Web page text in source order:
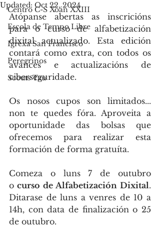
Centro C-S Xoán XXIII
Escola de Tempo Libre
Igrexa San Francisco
Peregrinos
Scouts Tau
Updated: Oct 22, 2024
Atópanse abertas as inscricións
para o curso de alfabetización
dixital actualizado. Esta edición
contará como extra, con todos os
avances e actualizacións de
ciberseguridade.
Os nosos cupos son limitados...
non te quedes fóra. Aproveita a
oportunidade das bolsas que
ofrecemos para realizar esta
formación de forma gratuíta.
Comeza o luns 7 de outubro
o curso de Alfabetización Dixital.
Ditarase de luns a venres de 10 a
14h, con data de finalización o 25
de outubro.